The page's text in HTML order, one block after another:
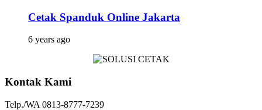
Cetak Spanduk Online Jakarta
6 years ago
Kontak Kami
Telp./WA 0813-8777-7239